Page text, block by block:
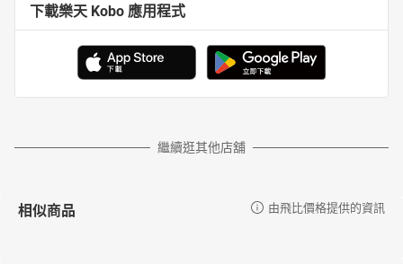
下載樂天 Kobo 應用程式
繼續逛其他店舖
相似商品 由飛比價格提供的資訊